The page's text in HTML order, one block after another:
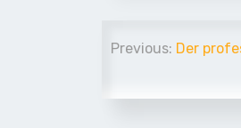
Beitrags-
Previous: Der